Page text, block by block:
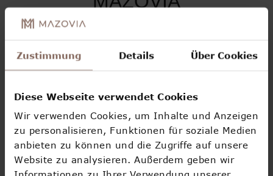
Zustimmung Details Über Cookies
Diese Webseite verwendet Cookies
Wir verwenden Cookies, um Inhalte und Anzeigen
zu personalisieren, Funktionen für soziale Medien
anbieten zu können und die Zugriffe auf unsere
Website zu analysieren. Außerdem geben wir
https://mazovia.at/
Verkäufer:
Mazovia1 sp. z o.o.
ul. Lipowa 13,
26-200 Końskie/Polen
VAT: 6581998605
USt-IdNr: PL6581998605